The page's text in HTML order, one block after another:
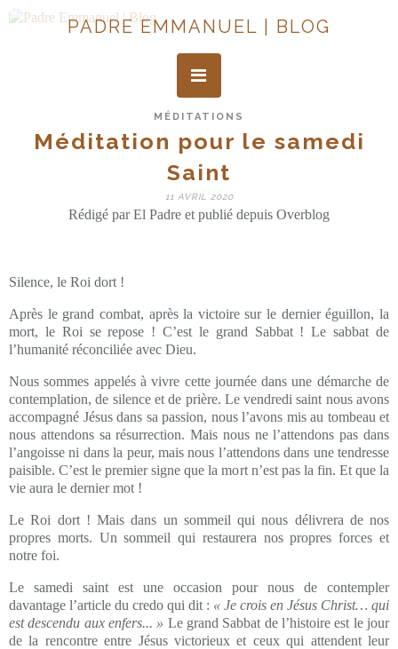
PADRE EMMANUEL | BLOG
MÉDITATIONS
Méditation pour le samedi
Saint
11 AVRIL 2020
Rédigé par El Padre et publié depuis Overblog
Silence, le Roi dort !
Après le grand combat, après la victoire sur le dernier éguillon, la
mort, le Roi se repose ! C’est le grand Sabbat ! Le sabbat de
l’humanité réconciliée avec Dieu.
Nous sommes appelés à vivre cette journée dans une démarche de
contemplation, de silence et de prière. Le vendredi saint nous avons
accompagné Jésus dans sa passion, nous l’avons mis au tombeau et
nous attendons sa résurrection. Mais nous ne l’attendons pas dans
l’angoisse ni dans la peur, mais nous l’attendons dans une tendresse
paisible. C’est le premier signe que la mort n’est pas la fin. Et que la
vie aura le dernier mot !
Le Roi dort ! Mais dans un sommeil qui nous délivrera de nos
propres morts. Un sommeil qui restaurera nos propres forces et
notre foi.
Le samedi saint est une occasion pour nous de contempler
davantage l’article du credo qui dit : « Je crois en Jésus Christ… qui
est descendu aux enfers... » Le grand Sabbat de l’histoire est le jour
de la rencontre entre Jésus victorieux et ceux qui attendent leur